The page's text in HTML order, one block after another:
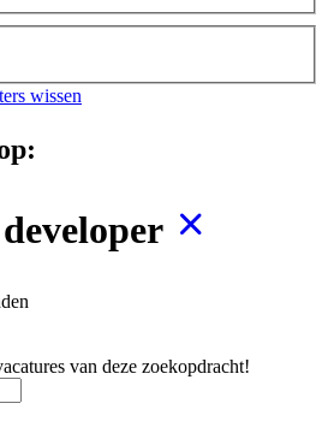
wissen
van deze zoekopdracht!